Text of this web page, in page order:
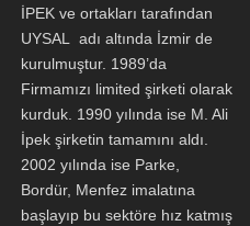
İPEK ve ortakları tarafından
UYSAL adı altında İzmir de
kurulmuştur. 1989’da
Firmamızı limited şirketi olarak
kurduk. 1990 yılında ise M. Ali
İpek şirketin tamamını aldı.
2002 yılında ise Parke,
Bordür, Menfez imalatına
başlayıp bu sektöre hız katmış